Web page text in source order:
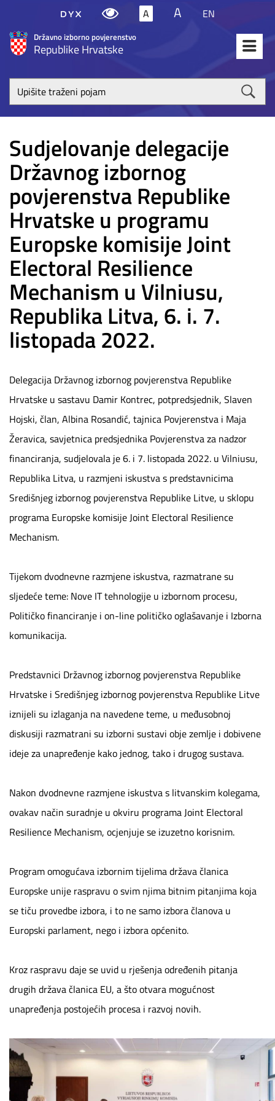
Državno izborno povjerenstvo
Republike Hrvatske
A A EN
Upišite
traženi
Sudjelovanje delegacije
Državnog izbornog
povjerenstva Republike
Hrvatske u programu
Europske komisije Joint
Electoral Resilience
Mechanism u Vilniusu,
Republika Litva, 6. i. 7.
listopada 2022.
Delegacija Državnog izbornog povjerenstva Republike
Hrvatske u sastavu Damir Kontrec, potpredsjednik, Slaven
Hojski, član, Albina Rosandić, tajnica Povjerenstva i Maja
Žeravica, savjetnica predsjednika Povjerenstva za nadzor
financiranja, sudjelovala je 6. i 7. listopada 2022. u Vilniusu,
Republika Litva, u razmjeni iskustva s predstavnicima
Središnjeg izbornog povjerenstva Republike Litve, u sklopu
programa Europske komisije Joint Electoral Resilience
Mechanism.
Tijekom dvodnevne razmjene iskustva, razmatrane su
sljedeće teme: Nove IT tehnologije u izbornom procesu,
Političko financiranje i on-line političko oglašavanje i Izborna
komunikacija.
Predstavnici Državnog izbornog povjerenstva Republike
Hrvatske i Središnjeg izbornog povjerenstva Republike Litve
iznijeli su izlaganja na navedene teme, u međusobnoj
diskusiji razmatrani su izborni sustavi obje zemlje i dobivene
ideje za unapređenje kako jednog, tako i drugog sustava.
Nakon dvodnevne razmjene iskustva s litvanskim kolegama,
ovakav način suradnje u okviru programa Joint Electoral
Resilience Mechanism, ocjenjuje se izuzetno korisnim.
Program omogućava izbornim tijelima država članica
Europske unije raspravu o svim njima bitnim pitanjima koja
se tiču provedbe izbora, i to ne samo izbora članova u
Europski parlament, nego i izbora općenito.
Kroz raspravu daje se uvid u rješenja određenih pitanja
drugih država članica EU, a što otvara mogućnost
unapređenja postojećih procesa i razvoj novih.